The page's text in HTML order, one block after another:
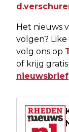
Het nieuws
volgen?
volg ons op
of krijg
nieuwsbrief